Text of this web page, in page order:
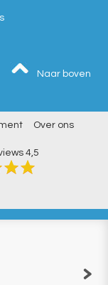
Naar boven
Over ons
4,5